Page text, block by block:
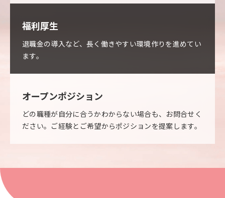
福利厚生
退職金の導入など、長く働きやすい環境作りを進めてい
ます。
オープンポジション
どの職種が自分に合うかわからない場合も、お問合せく
ださい。ご経験とご希望からポジションを提案します。